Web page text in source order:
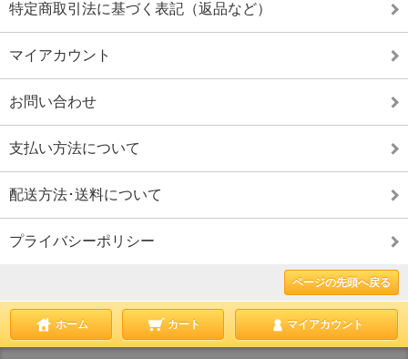
特定商取引法に基づく表記（返品など）
マイアカウント
お問い合わせ
支払い方法について
配送方法･送料について
プライバシーポリシー
ページの先頭へ戻る
ホーム カート マイアカウント